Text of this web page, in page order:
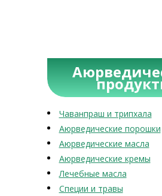
Чаванпраш и трипхала
Аюрведические порошки
Аюрведические масла
Аюрведические кремы
Лечебные масла
Специи и травы